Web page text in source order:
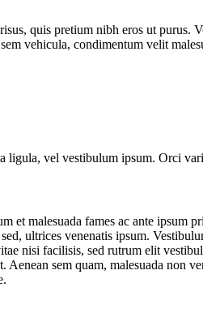
quis pretium nibh eros ut
vehicula, condimentum velit
vel vestibulum ipsum. Orci
et malesuada fames ac ante
ultrices venenatis ipsum.
nisi facilisis, sed rutrum elit
sem quam, malesuada non